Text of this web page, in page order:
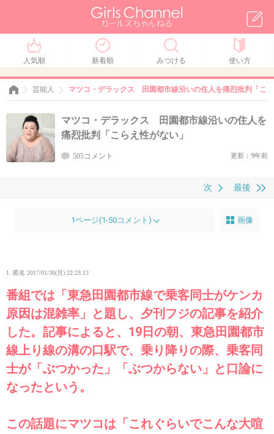
人気順 新着順 みつける 使い方
芸能人 マツコ・デラックス 田園都市線沿いの住人を痛烈批判「こ
マツコ・デラックス 田園都市線沿いの住人を
痛烈批判「こらえ性がない」
505コメント 更新：9年前
最後
次
1ページ(1-50コメント) 画像
1. 匿名 2017/01/30(月) 22:23:13
番組では「東急田園都市線で乗客同士がケンカ
原因は混雑率」と題し、夕刊フジの記事を紹介
した。記事によると、19日の朝、東急田園都市
線上り線の溝の口駅で、乗り降りの際、乗客同
士が「ぶつかった」「ぶつからない」と口論に
なったという。
この話題にマツコは「これぐらいでこんな大喧